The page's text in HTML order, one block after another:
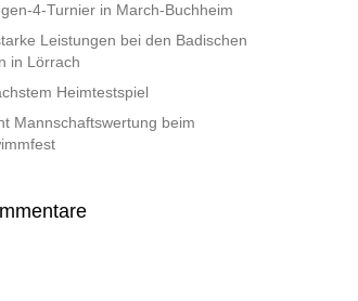
4-Turnier in March-Buchheim
Leistungen bei den Badischen
in Lörrach
Heimtestspiel
Mannschaftswertung beim